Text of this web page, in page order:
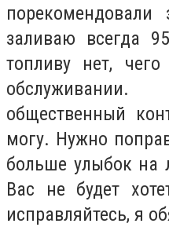
порекомендовали
заливаю всегда
топливу нет,
общественный
могу. Нужно
больше улыбок на
Вас не будет
исправляйтесь, я